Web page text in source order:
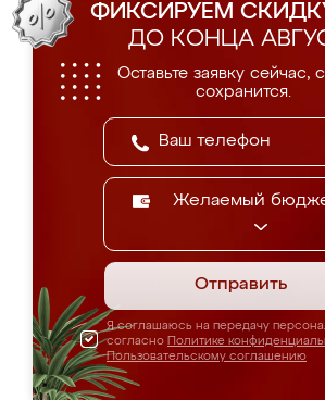
ФИКСИРУЕМ
ДО КОНЦА
Оставьте заявку сейчас,
сохранится.
Желаемый
Отправить
Я соглашаюсь на передачу
согласно Политике
Пользовательскому соглашению